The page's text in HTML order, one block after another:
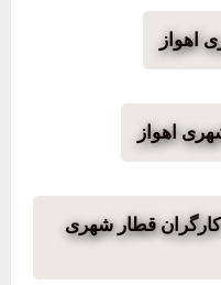
اهواز
اهواز
قطار شهری